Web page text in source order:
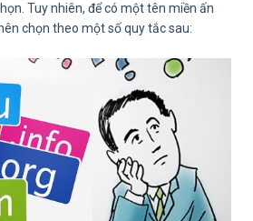
Tuy nhiên, để có một tên miền ấn
chọn theo một số quy tắc sau: